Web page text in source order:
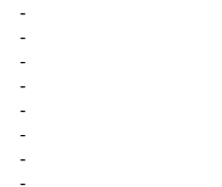
-
-
-
-
-
-
-
-